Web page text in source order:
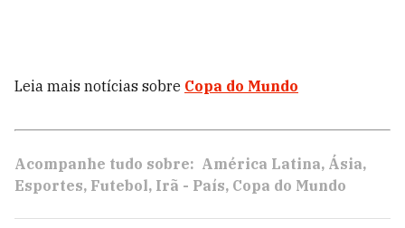
Leia mais notícias sobre Copa do Mundo
Acompanhe tudo sobre: América Latina Ásia
Esportes Futebol Irã - País Copa do Mundo